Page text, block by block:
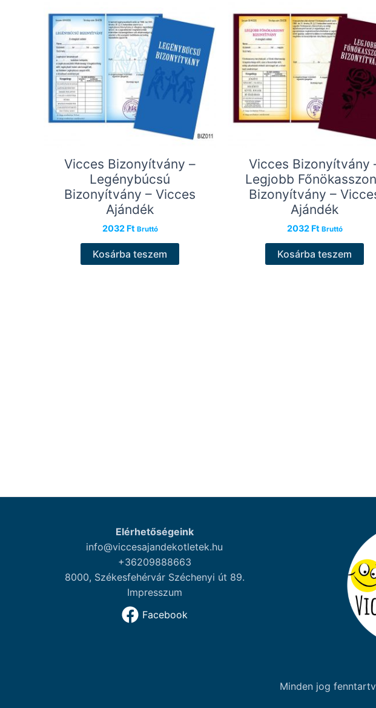
Vicces Bizonyítvány –
Legénybúcsú
Bizonyítvány – Vicces
Ajándék
2032 Ft Bruttó
Kosárba teszem
Vicces Bizonyítvány
Legjobb
Bizonyítvány –
Ajándék
2032 Ft Bruttó
Kosárba teszem
Elérhetőségeink
info@viccesajandekotletek.hu
+36209888663
8000, Székesfehérvár Széchenyi út 89.
Impresszum
Facebook
Minden jog